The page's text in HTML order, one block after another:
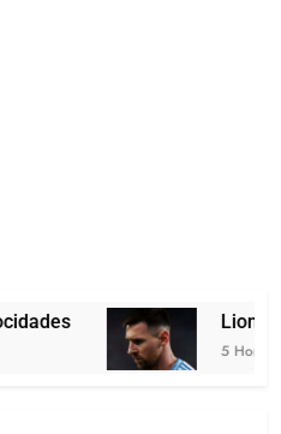
Lionel
5 Horas